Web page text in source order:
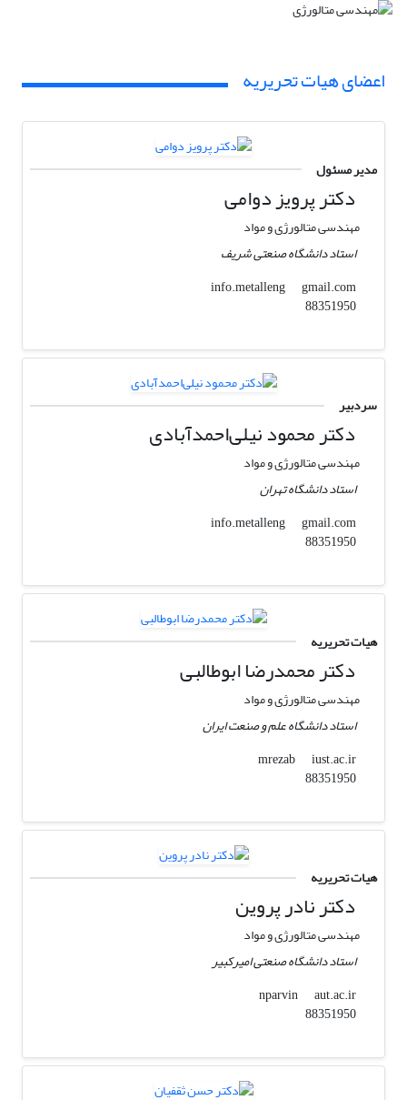
اعضای هیات تحریریه
مدیر مسئول
دکتر پرویز دوامی
مهندسی متالورژی و مواد
استاد دانشگاه صنعتی شریف
info.metalleng
gmail.com
88351950
سردبیر
دکتر محمود نیلی‌احمد‌آبادی
مهندسی متالورژی و مواد
استاد دانشگاه تهران
info.metalleng
gmail.com
88351950
هیات تحریریه
دکتر محمدرضا ابوطالبی
مهندسی متالورژی و مواد
استاد دانشگاه علم و صنعت ایران
mrezab
iust.ac.ir
88351950
هیات تحریریه
دکتر نادر پروین
مهندسی متالورژی و مواد
استاد دانشگاه صنعتی امیرکبیر
nparvin
aut.ac.ir
88351950